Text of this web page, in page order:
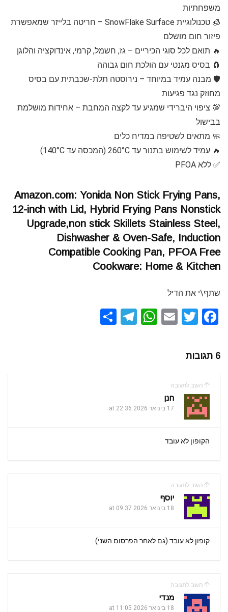
משפחתיות
🧊 טכנולוגיית SnowFlake Surface – חריטה בלייזר שמאפשרת
פיזור חום מושלם
🔥 תואם לכל סוגי הכיריים – גז, חשמל, קרמי, אינדוקציה והלוגן
🧲 בסיס מגנטי עם הולכת חום גבוהה
🛡 מבנה עמיד במיוחד – נירוסטה תלת-שכבתית עם בסיס
מחוזק נגד פגיעות
💯 ציפוי היברידי שמגיע עד לקצה המחבת – אחידות מושלמת
בבישול
🧼 מתאים לשטיפה במדיח כלים
🔥 עמיד לשימוש בתנור עד 260°C (המכסה עד 140°C)
✅ ללא PFOA
Amazon.com: Yonida Non Stick Frying Pans,
12-inch with Lid, Hybrid Frying Pans Nonstick
Upgrade,non stick Skillets Stainless Steel,
Dishwasher & Oven-Safe, Induction
Compatible Cooking Pan, PFOA Free
Cookware: Home & Kitchen
שתף\י את הדיל
F
ce
b
o
o
k
T
E
W
p
T
6 תגובות
השב לתגובה
חנן
17 בינואר 2026 at 22:36
הקופון לא עובד
השב לתגובה
יוסף
18 בינואר 2026 at 09:37
קופון לא עובד (גם לאחר הפרסום השני)
השב לתגובה
מנדי
18 בינואר 2026 at 11:05